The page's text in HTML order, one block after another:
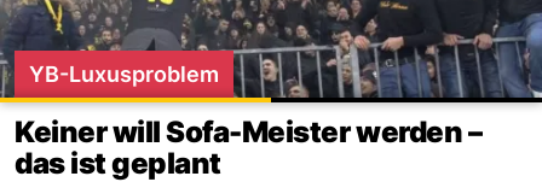
YB-Luxusproblem
Keiner will Sofa-Meister werden –
das ist geplant